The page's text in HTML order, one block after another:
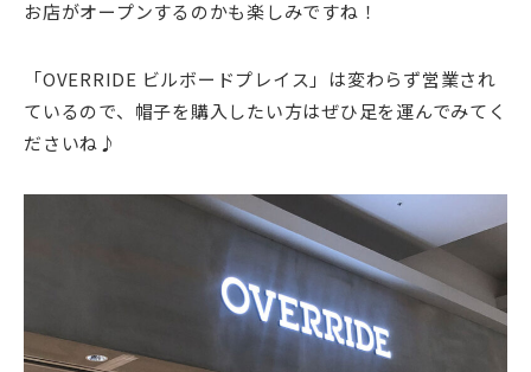
お店がオープンするのかも楽しみですね！
「OVERRIDE ビルボードプレイス」は変わらず営業され
ているので、帽子を購入したい方はぜひ足を運んでみてく
ださいね♪